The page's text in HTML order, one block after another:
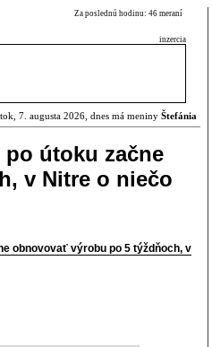
Za poslednú hodinu: 46 meraní
inzercia
7. augusta 2026, dnes má meniny Štefánia
útoku začne
v Nitre o niečo
obnovovať výrobu po 5 týždňoch, v